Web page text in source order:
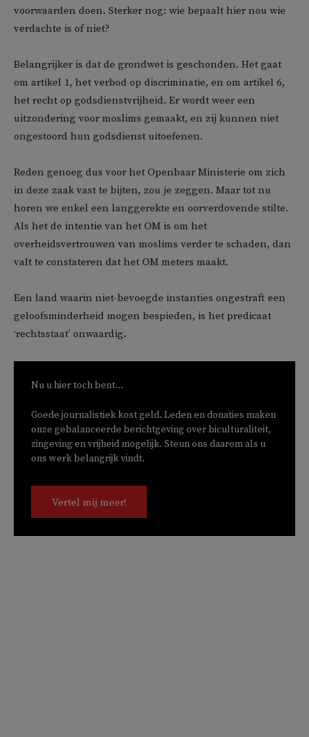
voorwaarden doen. Sterker nog: wie bepaalt hier nou wie
verdachte is of niet?
Belangrijker is dat de grondwet is geschonden. Het gaat
om artikel 1, het verbod op discriminatie, en om artikel 6,
het recht op godsdienstvrijheid. Er wordt weer een
uitzondering voor moslims gemaakt, en zij kunnen niet
ongestoord hun godsdienst uitoefenen.
Reden genoeg dus voor het Openbaar Ministerie om zich
in deze zaak vast te bijten, zou je zeggen. Maar tot nu
horen we enkel een langgerekte en oorverdovende stilte.
Als het de intentie van het OM is om het
overheidsvertrouwen van moslims verder te schaden, dan
valt te constateren dat het OM meters maakt.
Een land waarin niet-bevoegde instanties ongestraft een
geloofsminderheid mogen bespieden, is het predicaat
‘rechtsstaat’ onwaardig.
Nu u hier toch bent...
Goede journalistiek kost geld. Leden en donaties maken
onze gebalanceerde berichtgeving over biculturaliteit,
zingeving en vrijheid mogelijk. Steun ons daarom als u
ons werk belangrijk vindt.
Vertel mij meer!